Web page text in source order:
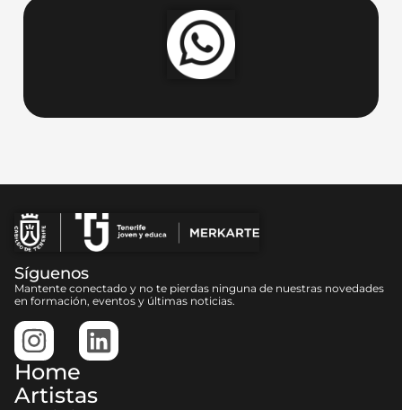
Síguenos
Mantente conectado y no te pierdas ninguna de nuestras novedades
en formación, eventos y últimas noticias.
Home
Artistas